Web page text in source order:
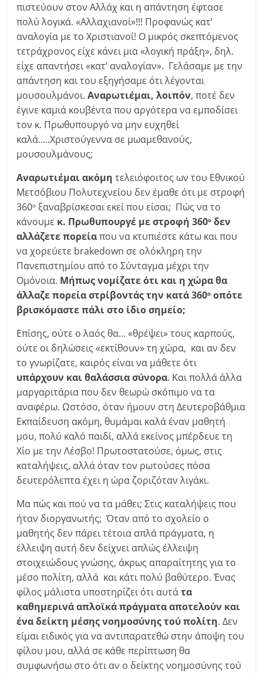
πιστεύουν στον Αλλάχ και η απάντηση έφτασε
πολύ λογικά. «Αλλαχιανοί»!!! Προφανώς κατ’
αναλογία με το Χριστιανοί! Ο μικρός σκεπτόμενος
τετράχρονος είχε κάνει μια «λογική πράξη», δηλ.
είχε απαντήσει «κατ’ αναλογίαν». Γελάσαμε με την
απάντηση και του εξηγήσαμε ότι λέγονται
μουσουλμάνοι.Αναρωτιέμαι, λοιπόν, ποτέ δεν
έγινε καμιά κουβέντα που αργότερα να εμποδίσει
τον κ. Πρωθυπουργό να μην ευχηθεί
καλά…..Χριστούγεννα σε μωαμεθανούς,
μουσουλμάνους;
Αναρωτιέμαι ακόμη τελειόφοιτος ων του Εθνικού
Μετσόβιου Πολυτεχνείου δεν έμαθε ότι με στροφή
360ο ξαναβρίσκεσαι εκεί που είσαι; Πώς να το
κάνουμε κ. Πρωθυπουργέ με στροφή 360ο δεν
αλλάζετε πορείαπου να κτυπιέστε κάτω και που
να χορεύετε brakedown σε ολόκληρη την
Πανεπιστημίου από το Σύνταγμα μέχρι την
Ομόνοια. Μήπως νομίζατε ότι και η χώρα θα
άλλαζε πορεία στρίβοντάς την κατά 360ο οπότε
βρισκόμαστε πάλι στο ίδιο σημείο;
Επίσης, ούτε ο λαός θα… «θρέψει» τους καρπούς,
ούτε οι δηλώσεις «εκτίθουν» τη χώρα, και αν δεν
το γνωρίζατε, καιρός είναι να μάθετε ότι
υπάρχουν και θαλάσσια σύνορα. Και πολλά άλλα
μαργαριτάρια που δεν θεωρώ σκόπιμο να τα
αναφέρω. Ωστόσο, όταν ήμουν στη Δευτεροβάθμια
Εκπαίδευση ακόμη, θυμάμαι καλά έναν μαθητή
μου, πολύ καλό παιδί, αλλά εκείνος μπέρδευε τη
Χίο με την Λέσβο! Πρωτοστατούσε, όμως, στις
καταλήψεις, αλλά όταν τον ρωτούσες πόσα
δευτερόλεπτα έχει η ώρα ζοριζόταν λιγάκι.
Μα πώς και πού να τα μάθει; Στις καταλήψεις που
ήταν διοργανωτής; Όταν από το σχολείο ο
μαθητής δεν πάρει τέτοια απλά πράγματα, η
έλλειψη αυτή δεν δείχνει απλώς έλλειψη
στοιχειώδους γνώσης, άκρως απαραίτητης για το
μέσο πολίτη, αλλά και κάτι πολύ βαθύτερο. Ένας
φίλος μάλιστα υποστηρίζει ότι αυτάτα
καθημερινά απλοϊκά πράγματα αποτελούν και
ένα δείκτη μέσης νοημοσύνης τού πολίτη. Δεν
είμαι ειδικός για να αντιπαρατεθώ στην άποψη του
φίλου μου, αλλά σε κάθε περίπτωση θα
συμφωνήσω στο ότι αν ο δείκτης νοημοσύνης τού